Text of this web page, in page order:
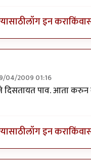
लॉग इन कराकिंवा
04/2009 01:16
दिसतायत पाव. आता
लॉग इन कराकिंवा